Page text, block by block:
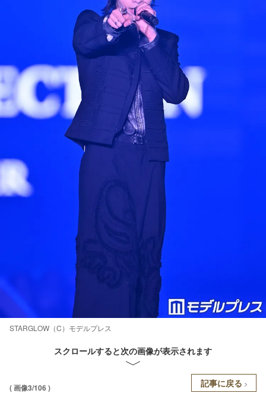
STARGLOW（C）モデルプレス
スクロールすると次の画像が表示されます
( 画像3/106 ) 記事に戻る